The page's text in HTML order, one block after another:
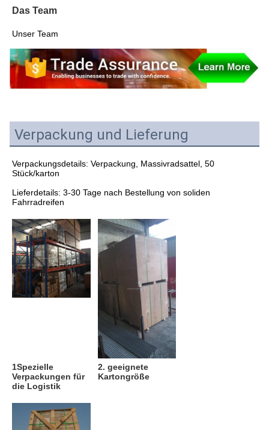
Das Team
Unser Team
Verpackung und Lieferung
Verpackungsdetails: Verpackung, Massivradsattel, 50
Stück/karton
Lieferdetails: 3-30 Tage nach Bestellung von soliden
Fahrradreifen
1Spezielle
Verpackungen für
die Logistik
2. geeignete
Kartongröße